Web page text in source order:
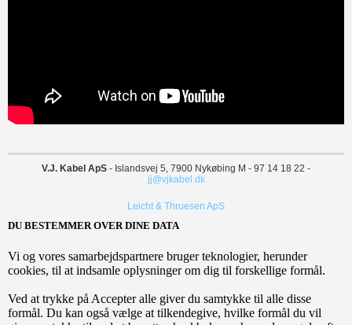
V.J. Kabel ApS - Islandsvej 5, 7900 Nykøbing M - 97 14 18 22 -
jj@vjkabel.dk
Leicht & Thruesen ApS
DU BESTEMMER OVER DINE DATA
Vi og vores samarbejdspartnere bruger teknologier, herunder
cookies, til at indsamle oplysninger om dig til forskellige formål.
Ved at trykke på Accepter alle giver du samtykke til alle disse
formål. Du kan også vælge at tilkendegive, hvilke formål du vil